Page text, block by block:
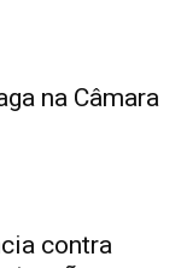
na Câmara
contra